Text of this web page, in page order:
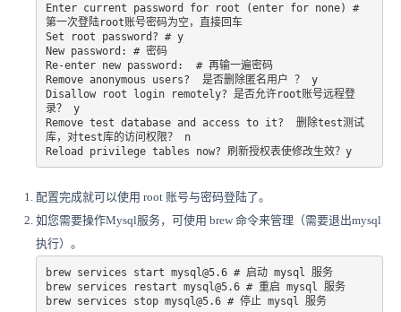
Enter current password for root (enter for none) #
第一次登陆root账号密码为空，直接回车
Set root password? # y
New password: # 密码
Re-enter new password:  # 再输一遍密码
Remove anonymous users?  是否删除匿名用户 ？ y
Disallow root login remotely? 是否允许root账号远程登
录？ y
Remove test database and access to it?  删除test测试
库，对test库的访问权限？ n
Reload privilege tables now? 刷新授权表使修改生效？y
配置完成就可以使用 root 账号与密码登陆了。
如您需要操作Mysql服务，可使用 brew 命令来管理（需要退出mysql
执行）。
brew services start mysql@5.6 # 启动 mysql 服务
brew services restart mysql@5.6 # 重启 mysql 服务
brew services stop mysql@5.6 # 停止 mysql 服务